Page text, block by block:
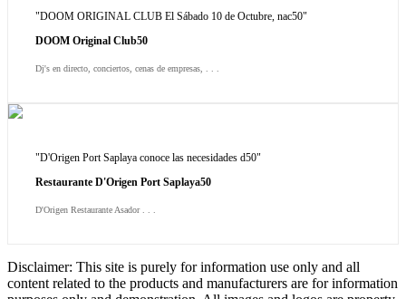
"DOOM ORIGINAL CLUB El Sábado 10 de Octubre, nac50"
DOOM Original Club50
Dj's en directo, conciertos, cenas de empresas, . . .
"D'Origen Port Saplaya conoce las necesidades d50"
Restaurante D'Origen Port Saplaya50
D'Origen Restaurante Asador . . .
Disclaimer: This site is purely for information use only and all
content related to the products and manufacturers are for information